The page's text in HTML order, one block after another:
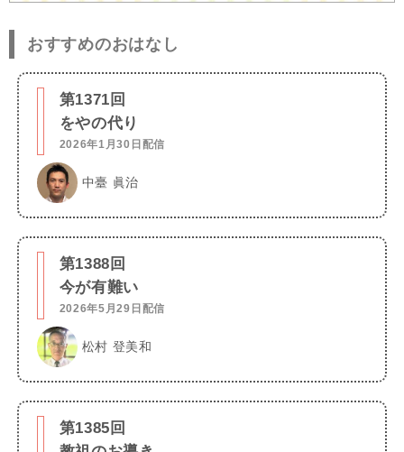
おすすめのおはなし
第1371回
をやの代り
2026年1月30日配信
中臺 眞治
第1388回
今が有難い
2026年5月29日配信
松村 登美和
第1385回